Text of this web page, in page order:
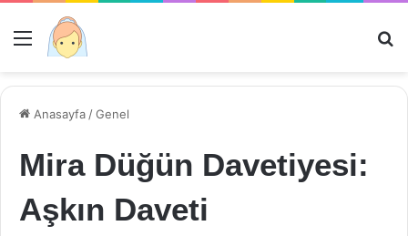
Menü
Anasayfa /Genel
Mira Düğün Davetiyesi:
Aşkın Daveti